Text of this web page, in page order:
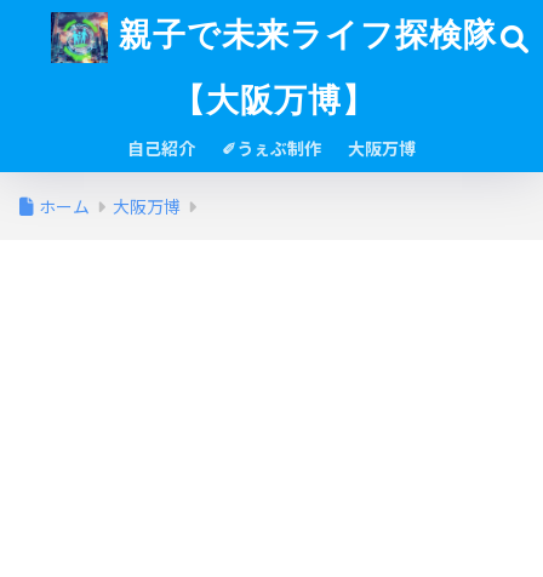
親子で未来ライフ探検隊
【大阪万博】
自己紹介 ✐うぇぶ制作 大阪万博
ホーム 大阪万博